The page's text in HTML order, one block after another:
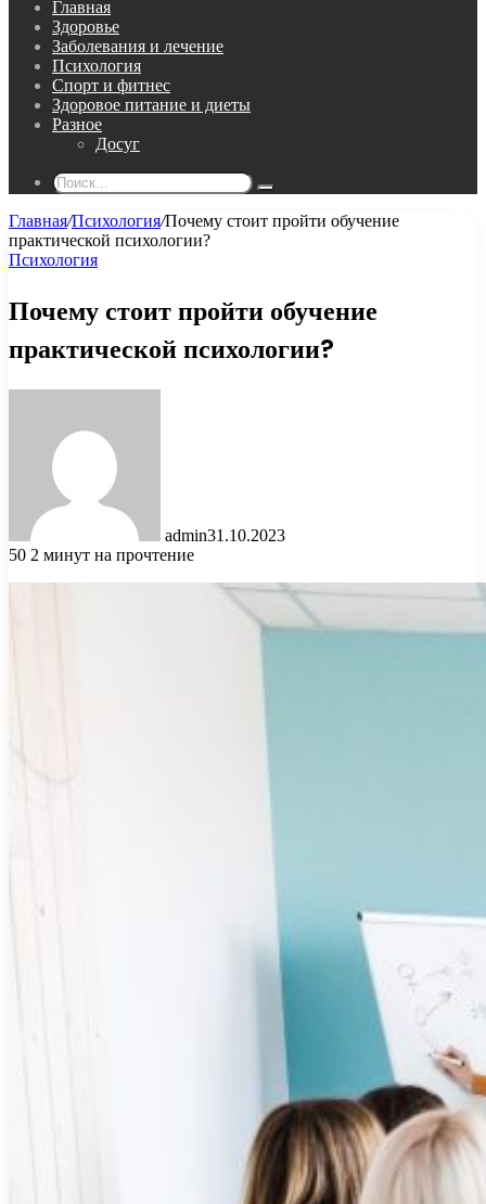
Главная
Здоровье
Заболевания и лечение
Психология
Спорт и фитнес
Здоровое питание и диеты
Разное
Досуг
Поиск...
Главная/Психология/Почему стоит пройти обучение
практической психологии?
Психология
Почему стоит пройти обучение
практической психологии?
admin31.10.2023
50 2 минут на прочтение